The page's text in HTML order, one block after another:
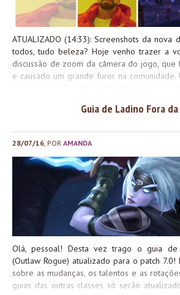
ATUALIZADO (14:33): Screenshots da nova
todos, tudo beleza? Hoje venho trazer a
discussão de zoom da câmera do jogo, que
e causado um grande furor na
esse addon abusava de um bug que existia
teremos um zoom melhor, novamente! Não
maior do que o atual possível na interface
traduzido do Watcher falando sobre! O
já está sendo testado no Beta do Legion, e
mostrando: ...
Guia de Ladino Fora
28/07/16 , POR AMANDA
Olá, pessoal! Desta vez trago o guia de
(Outlaw Rogue) atualizado para o patch
sobre as mudanças, os talentos e as
guias das outras classes só serão